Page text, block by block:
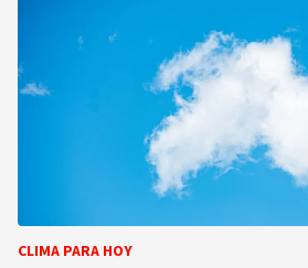
CLIMA PARA HOY